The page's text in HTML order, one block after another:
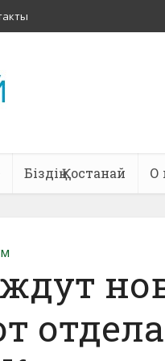
Біздің Қостанай О
отдела